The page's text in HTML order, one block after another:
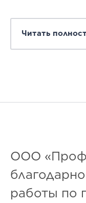
Читать
ООО
работы по